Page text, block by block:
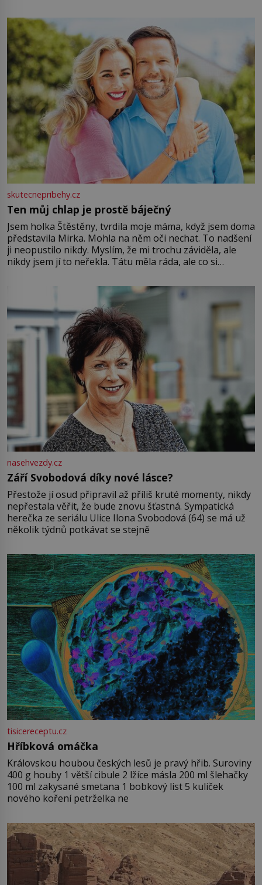
můžete obohatit své rituály a přinést do svého života
větší harmonii a klid. Je důležité
skutecnepribehy.cz
Ten můj chlap je prostě báječný
Jsem holka Štěstěny, tvrdila moje máma, když jsem doma
představila Mirka. Mohla na něm oči nechat. To nadšení
ji neopustilo nikdy. Myslím, že mi trochu záviděla, ale
nikdy jsem jí to neřekla. Tátu měla ráda, ale co si
Jsme spolu moc rádi Tehdy byla jiná doba, když
nasehvezdy.cz
Září Svobodová díky nové lásce?
Přestože jí osud připravil až příliš kruté momenty, nikdy
nepřestala věřit, že bude znovu šťastná. Sympatická
herečka ze seriálu Ulice Ilona Svobodová (64) se má už
několik týdnů potkávat se stejně
tisicereceptu.cz
Hříbková omáčka
Královskou houbou českých lesů je pravý hřib. Suroviny
400 g houby 1 větší cibule 2 lžíce másla 200 ml šlehačky
100 ml zakysané smetana 1 bobkový list 5 kuliček
nového koření petrželka ne